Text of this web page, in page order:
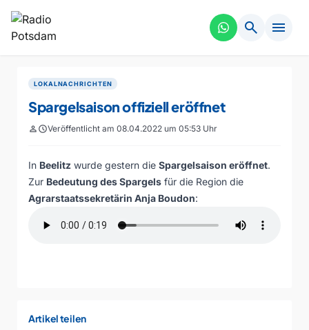
search menu
LOKALNACHRICHTEN
Spargelsaison offiziell eröffnet
personscheduleVeröffentlicht am 08.04.2022 um 05:53 Uhr
In Beelitz wurde gestern die Spargelsaison eröffnet.
Zur Bedeutung des Spargels für die Region die
Agrarstaatssekretärin Anja Boudon:
Artikel teilen